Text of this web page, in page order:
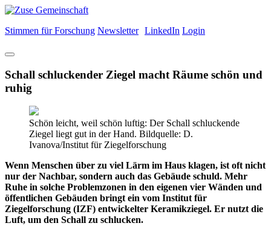
Stimmen für Forschung Newsletter LinkedIn Login
Schall schluckender Ziegel macht Räume schön und
ruhig
Schön leicht, weil schön luftig: Der Schall schluckende
Ziegel liegt gut in der Hand. Bildquelle: D.
Ivanova/Institut für Ziegelforschung
Wenn Menschen über zu viel Lärm im Haus klagen, ist oft nicht
nur der Nachbar, sondern auch das Gebäude schuld. Mehr
Ruhe in solche Problemzonen in den eigenen vier Wänden und
öffentlichen Gebäuden bringt ein vom Institut für
Ziegelforschung (IZF) entwickelter Keramikziegel. Er nutzt die
Luft, um den Schall zu schlucken.